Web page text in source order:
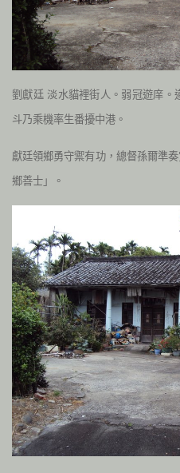
劉獻廷 淡水貓裡街人。弱冠遊庠。
斗乃乘機率生番擾中港。
獻廷領鄉勇守禦有功，總督孫爾準
鄉善士」。